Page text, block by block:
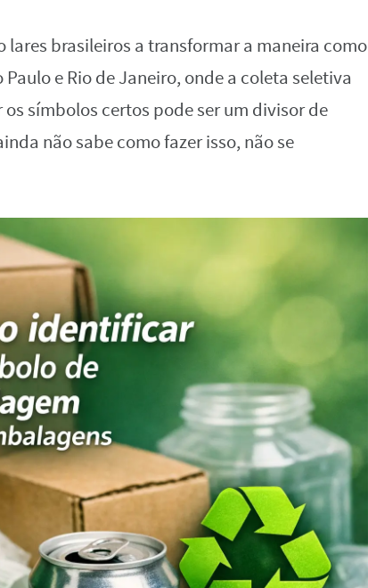
brasileiros a transformar a maneira como
e Rio de Janeiro, onde a coleta seletiva
símbolos certos pode ser um divisor de
não sabe como fazer isso, não se